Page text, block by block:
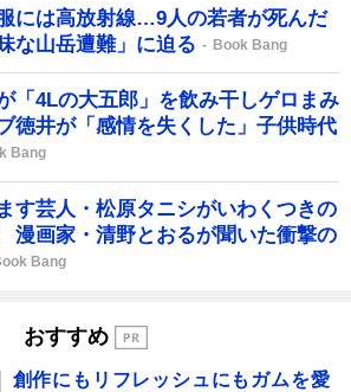
には高放射線…9人の若者が死んだ
な山岳遭難」に迫る
Book Bang
「4Lの大五郎」を飲み干しゲロまみ
徳井が「感情を失くした」子供時代
Bang
す芸人・松原タニシがいわくつきの
画家・清野とおるが聞いた衝撃の
Bang
おすすめ
創作にもリフレッシュにもガムを愛